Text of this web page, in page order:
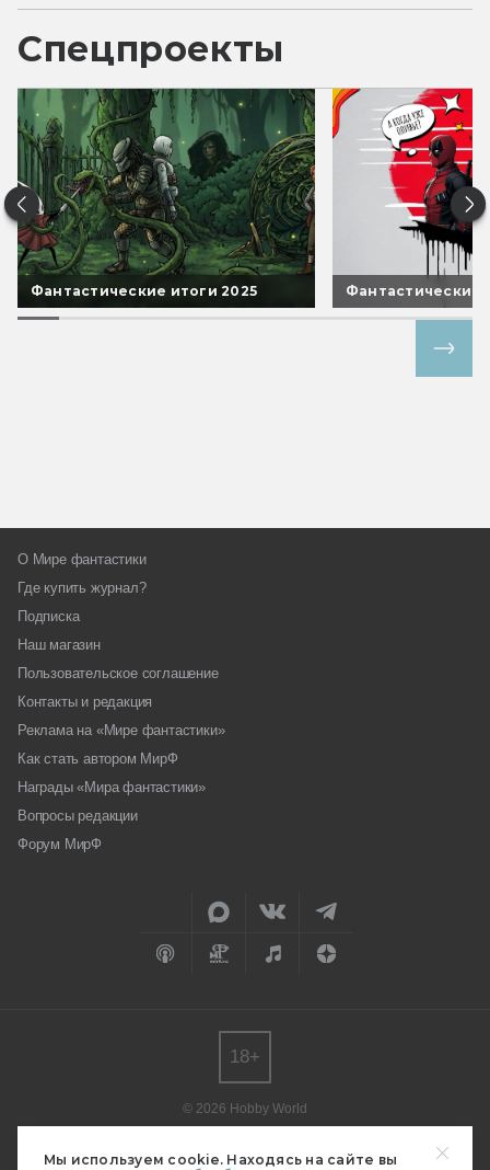
Мы используем cookie. Находясь на сайте вы
Спецпроекты
Фантастические итоги 2025 Фантастические
О Мире фантастики
Где купить журнал?
Подписка
Наш магазин
Пользовательское соглашение
Контакты и редакция
Реклама на «Мире фантастики»
Как стать автором МирФ
Награды «Мира фантастики»
Вопросы редакции
Форум МирФ
© 2026 Hobby World
редакции.
18+